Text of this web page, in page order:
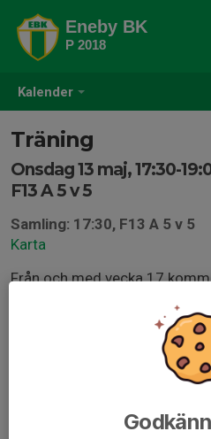
Kalender
Eneby BK
P 2018
Träning
Onsdag 13 maj, 17:30-
F13 A 5 v 5
Samling: 17:30, F13 A 5 v 5
Karta
Från och med vecka 17
anläggningskarta via länken.
Glöm inte fotbollsskor,